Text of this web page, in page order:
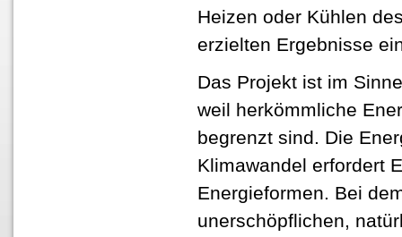
Heizen oder Kühlen
erzielten Ergebnisse
Das Projekt ist im
weil herkömmliche
begrenzt sind. Die
Klimawandel erfordert
Energieformen. Bei
unerschöpflichen,